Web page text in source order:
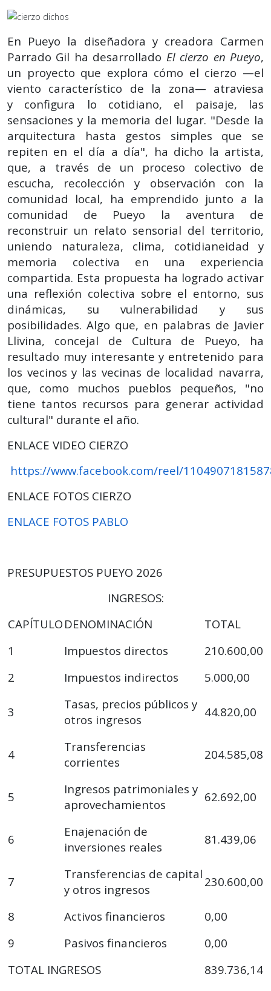
En Pueyo la diseñadora y creadora Carmen
Parrado Gil ha desarrollado El cierzo en Pueyo,
un proyecto que explora cómo el cierzo —el
viento característico de la zona— atraviesa
y configura lo cotidiano, el paisaje, las
sensaciones y la memoria del lugar. "Desde la
arquitectura hasta gestos simples que se
repiten en el día a día", ha dicho la artista,
que, a través de un proceso colectivo de
escucha, recolección y observación con la
comunidad local, ha emprendido junto a la
comunidad de Pueyo la aventura de
reconstruir un relato sensorial del territorio,
uniendo naturaleza, clima, cotidianeidad y
memoria colectiva en una experiencia
compartida. Esta propuesta ha logrado activar
una reflexión colectiva sobre el entorno, sus
dinámicas, su vulnerabilidad y sus
posibilidades. Algo que, en palabras de Javier
Llivina, concejal de Cultura de Pueyo, ha
resultado muy interesante y entretenido para
los vecinos y las vecinas de localidad navarra,
que, como muchos pueblos pequeños, "no
tiene tantos recursos para generar actividad
cultural" durante el año.
ENLACE VIDEO CIERZO
https://www.facebook.com/reel/
ENLACE FOTOS CIERZO
ENLACE FOTOS PABLO
PRESUPUESTOS PUEYO 2026
INGRESOS:
CAPÍTULO DENOMINACIÓN
TOTAL
1
Impuestos directos
210.600,00
2
Impuestos indirectos 5.000,00
3
Tasas, precios públicos y
otros ingresos
44.820,00
4
Transferencias
corrientes
204.585,08
5
Ingresos patrimoniales y
aprovechamientos
62.692,00
6
Enajenación de
inversiones reales
81.439,06
7
Transferencias de capital
y otros ingresos
230.600,00
8 Activos financieros
0,00
9
Pasivos financieros
0,00
TOTAL INGRESOS
839.736,14